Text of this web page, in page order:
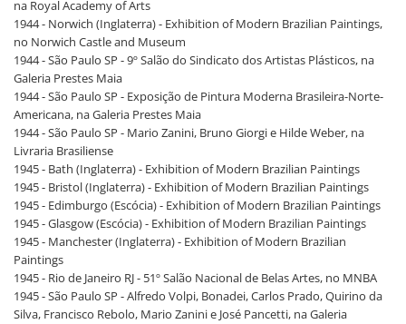
na Royal Academy of Arts
1944 - Norwich (Inglaterra) - Exhibition of Modern Brazilian Paintings,
no Norwich Castle and Museum
1944 - São Paulo SP - 9º Salão do Sindicato dos Artistas Plásticos, na
Galeria Prestes Maia
1944 - São Paulo SP - Exposição de Pintura Moderna Brasileira-Norte-
Americana, na Galeria Prestes Maia
1944 - São Paulo SP - Mario Zanini, Bruno Giorgi e Hilde Weber, na
Livraria Brasiliense
1945 - Bath (Inglaterra) - Exhibition of Modern Brazilian Paintings
1945 - Bristol (Inglaterra) - Exhibition of Modern Brazilian Paintings
1945 - Edimburgo (Escócia) - Exhibition of Modern Brazilian Paintings
1945 - Glasgow (Escócia) - Exhibition of Modern Brazilian Paintings
1945 - Manchester (Inglaterra) - Exhibition of Modern Brazilian
Paintings
1945 - Rio de Janeiro RJ - 51º Salão Nacional de Belas Artes, no MNBA
1945 - São Paulo SP - Alfredo Volpi, Bonadei, Carlos Prado, Quirino da
Silva, Francisco Rebolo, Mario Zanini e José Pancetti, na Galeria